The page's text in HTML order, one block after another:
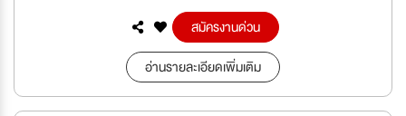
สมัครงานด่วน
อ่านรายละเอียดเพิ่มเติม